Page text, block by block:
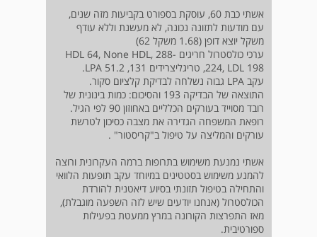
אשתי כבת 60, עוסקת בספורט בקביעות מזה שנים,
עם מודעות לתזונה נכונה, לא מעשנת וללא עודף
משקל יוצא דופן (1.68 משקל 62)
ערכי כולסטרול חריגים -288 ,HDL 64, None HDL
224, LDL 198, טריגליצרידים 131, LPA 51.2.
עקב LPA גבוה נשלחה לבדיקת קלציום סקור.
התוצאה של הבדיקה 193 והסיכום: כמות בינונית של
רובד מסוייד בעורקים הכלליים באחוזון 90 לפי הגיל.
רופאת המשפחה הגדירה את מצבה כסיכון לטרשת
עורקים והמליצה על טיפול ב"קריסטור" .
אשתי נמנעת משימוש בתרופות ברמה העקרונית ורוצה
להמנע משימוש בסטטינים במיוחד עקב תופעות הלוואי
והתחילה בטיפול תזונתי בסיוע דיאטנית להורדת
הכולסטרול (אנחנו יודעים שיש לזה השפעה מוגבלת),
מאז התפרצות הקורונה במרץ ממעטת בפעילות
ספורטיבית.